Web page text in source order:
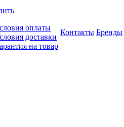
оплаты
доставки
на товар
Контакты Бренды